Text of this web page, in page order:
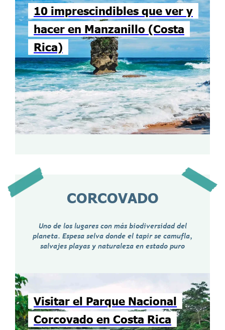
10 imprescindibles que ver y
hacer en Manzanillo (Costa
Rica)
CORCOVADO
Uno de los lugares con más biodiversidad del
planeta. Espesa selva donde el tapir se camufla,
salvajes playas y naturaleza en estado puro
Visitar el Parque Nacional
Corcovado en Costa Rica